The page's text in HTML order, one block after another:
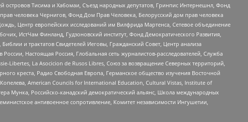
островов Тисима и Хабомаи, Съезд народных депутатов, Гринпис Интернешнл, Фонд
человека Чернигов, Фонд Дом Прав Человека, Белорусский дом прав человека
Центр европейских исследований им Вилфрида Мартенса, Сетевое объединение
ИстЧам Финланд, Гудзоновский институт, Фонд Демократического Развития,
и трактатов Свидетелей Иеговы, Гражданский Совет, Центр анализа
Настоящая Россия, Глобальная сеть журналистов-расследователей, Служба
Libertes, La Asocicion de Rusos Libres, Союз за возвращение Северных территорий,
креста, Радио Свободная Европа, Германское общество изучения Восточной
American Councils for International Education, Cultural Vistas, Institute of
Мунка, Российско-канадский демократический альянс, Школа международных
антивоенное сопротивление, Комитет независимости Ингушетии,